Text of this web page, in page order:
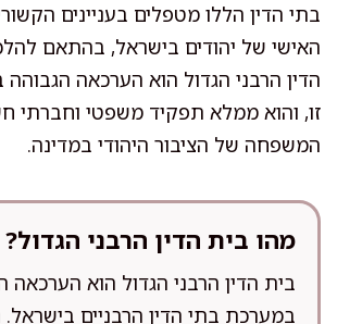
בתי הדין הללו מטפלים בעניינים
האישי של יהודים בישראל, בהתאם
הדין הרבני הגדול הוא הערכאה
זו, והוא ממלא תפקיד משפטי וחברתי
המשפחה של הציבור היהודי במדינה.
מהו בית הדין הרבני הגדול?
בית הדין הרבני הגדול הוא הערכאה
במערכת בתי הדין הרבניים